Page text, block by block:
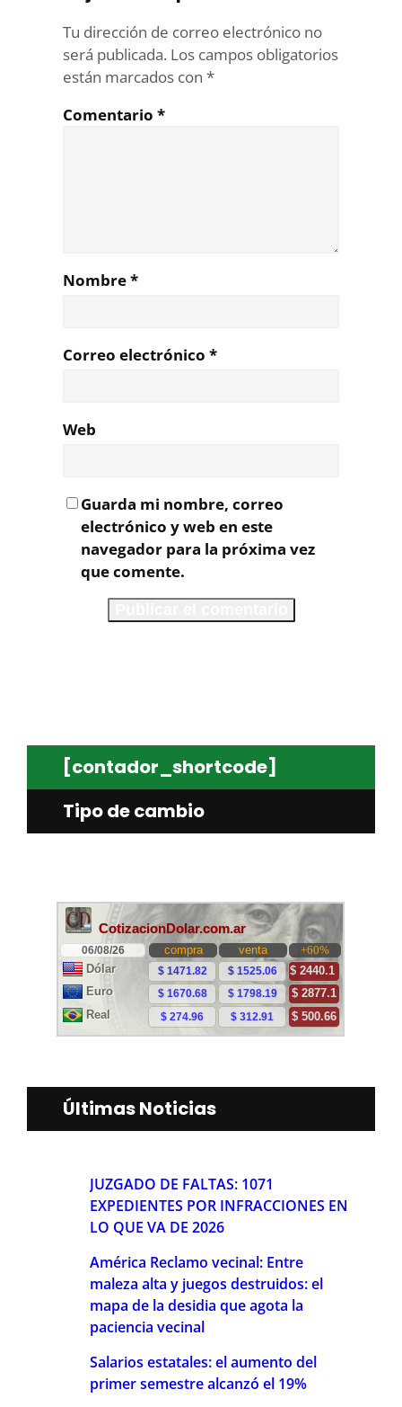
Tu dirección de correo electrónico no
será publicada. Los campos obligatorios
están marcados con *
Comentario *
Nombre*
Correo electrónico *
Web
Guarda mi nombre, correo
electrónico y web en este
navegador para la próxima vez
que comente.
[contador_shortcode]
Tipo de cambio
Últimas Noticias
JUZGADO DE FALTAS: 1071
EXPEDIENTES POR INFRACCIONES EN
LO QUE VA DE 2026
América Reclamo vecinal: Entre
maleza alta y juegos destruidos: el
mapa de la desidia que agota la
paciencia vecinal
Salarios estatales: el aumento del
primer semestre alcanzó el 19%